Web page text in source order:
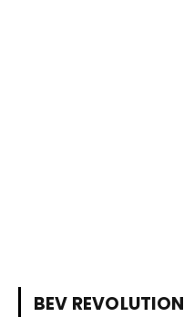
BEV REVOLUTION